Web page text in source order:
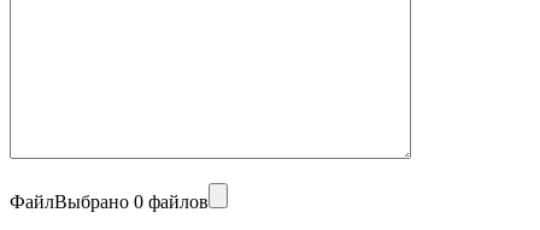
ФайлВыбрано 0 файлов